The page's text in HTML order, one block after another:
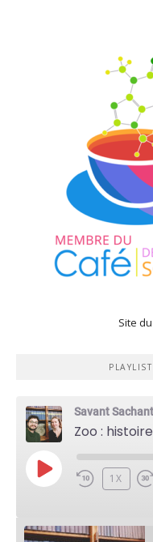
Site
Savant
PLAY
EPISODE
1X